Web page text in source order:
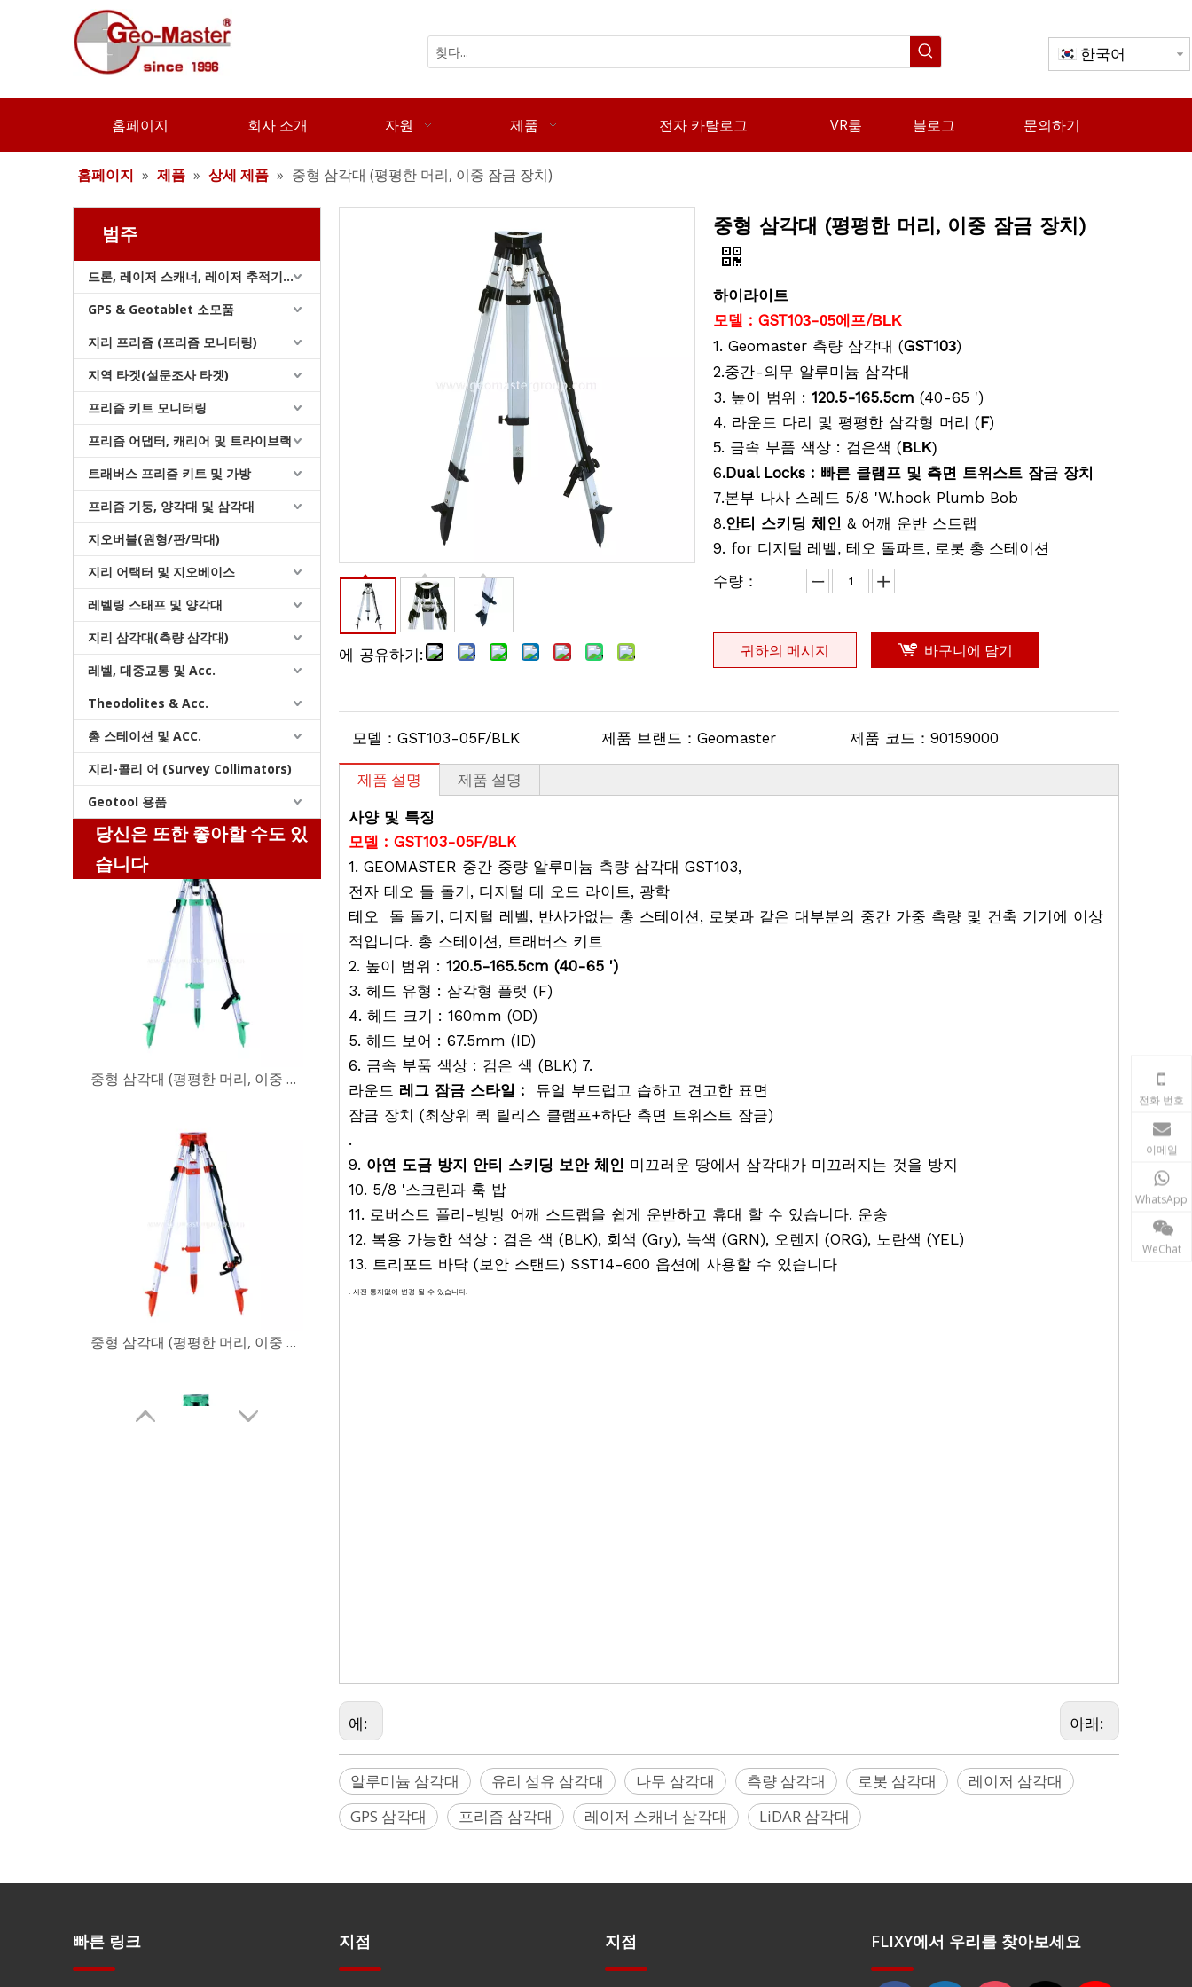
한국어
홈페이지 회사 소개 자원 제품 전자 카탈로그 VR룸 블로그 문의하기
홈페이지 » 제품 » 상세 제품 » 중형 삼각대 (평평한 머리, 이중 잠금 장치)
범주
드론, 레이저 스캐너, 레이저 추적기 및 슬램
GPS & Geotablet 소모품
지리 프리즘 (프리즘 모니터링)
지역 타겟(설문조사 타겟)
프리즘 키트 모니터링
프리즘 어댑터, 캐리어 및 트라이브랙
트래버스 프리즘 키트 및 가방
프리즘 기둥, 양각대 및 삼각대
지오버블(원형/판/막대)
지리 어택터 및 지오베이스
레벨링 스태프 및 양각대
지리 삼각대(측량 삼각대)
레벨, 대중교통 및 Acc.
Theodolites & Acc.
총 스테이션 및 ACC.
지리-콜리 어 (Survey Collimators)
Geotool 용품
당신은 또한 좋아할 수도 있
습니다
중형 삼각대 (평평한 머리, 이중 잠금 장치)
중형 삼각대 (평평한 머리, 이중 잠금 장치)
중형 삼각대 (평평한 머리, 이중 잠금 장치)
에 공유하기:
중형 삼각대 (평평한 머리, 이중 잠금 장치)
하이라이트
모델 : GST103-05에프/BLK
1. Geomaster 측량 삼각대 (GST103)
2.중간-의무 알루미늄 삼각대
3. 높이 범위 : 120.5-165.5cm (40-65 ')
4. 라운드 다리 및 평평한 삼각형 머리 (F)
5. 금속 부품 색상 : 검은색 ( BLK)
6.Dual Locks : 빠른 클램프 및 측면 트위스트 잠금 장치
7.본부 나사 스레드 5/8 'W.hook Plumb Bob
8.안티 스키딩 체인 & 어깨 운반 스트랩
9. for 디지털 레벨, 테오 돌파트, 로봇 총 스테이션
수량：
귀하의 메시지 바구니에 담기
모델： GST103-05F/BLK 제품 브랜드： Geomaster 제품 코드： 90159000
제품 설명 제품 설명
사양 및 특징
모델 : GST103-05F/BLK
1. GEOMASTER 중간 중량 알루미늄 측량 삼각대 GST103,
전자 테오 돌 돌기, 디지털 테 오드 라이트, 광학
테오 돌 돌기, 디지털 레벨, 반사가없는 총 스테이션, 로봇과 같은 대부분의 중간 가중 측량 및 건축 기기에 이상
적입니다. 총 스테이션, 트래버스 키트
2. 높이 범위 : 120.5-165.5cm (40-65 ')
3. 헤드 유형 : 삼각형 플랫 (F)
4. 헤드 크기 : 160mm (OD)
5. 헤드 보어 : 67.5mm (ID)
6. 금속 부품 색상 : 검은 색 (BLK) 7.
라운드 레그 잠금 스타일 :
듀얼 부드럽고 습하고 견고한 표면
잠금 장치 (최상위 퀵 릴리스 클램프+하단 측면 트위스트 잠금)
.
9. 아연 도금 방지 안티 스키딩 보안 체인 미끄러운 땅에서 삼각대가 미끄러지는 것을 방지
10. 5/8 '스크린과 훅 밥
11. 로버스트 폴리-빙빙 어깨 스트랩을 쉽게 운반하고 휴대 할 수 있습니다. 운송
12. 복용 가능한 색상 : 검은 색 (BLK), 회색 (Gry), 녹색 (GRN), 오렌지 (ORG), 노란색 (YEL)
13. 트리포드 바닥 (보안 스탠드) SST14-600 옵션에 사용할 수 있습니다
. 사전 통지없이 변경 될 수 있습니다.
에: 아래:
알루미늄 삼각대 유리 섬유 삼각대 나무 삼각대 측량 삼각대 로봇 삼각대
레이저 삼각대
GPS 삼각대
프리즘 삼각대 레이저 스캐너 삼각대 LiDAR 삼각대
빠른 링크
전화 번호
이메일
WhatsApp
WeChat
지점 지점 FLIXY에서 우리를 찾아보세요